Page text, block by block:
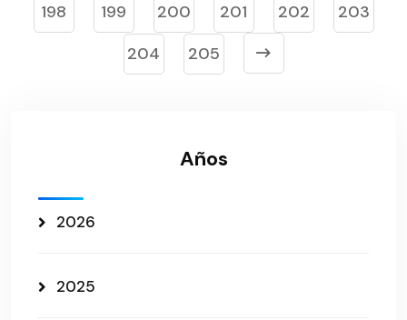
198
199 200 201 202
203
204
205
Años
2026
2025